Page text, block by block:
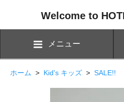
Welcome to
メニュー
ホーム > Kid's キッズ > SALE!!